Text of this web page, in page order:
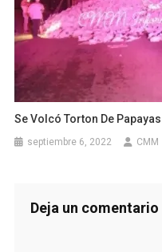
Se Volcó Torton De
septiembre 6, 2022 CMM
Deja un comentario